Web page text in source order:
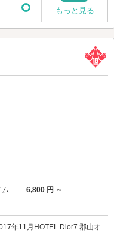
もっと見る
ム
6,800 円 ～
年11月HOTEL Dior7 郡山オ